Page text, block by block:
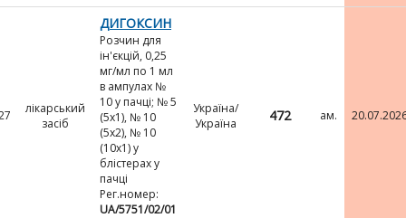
лікарський
засіб
ДИГОКСИН
Розчин для
ін'єкцій, 0,25
мг/мл по 1 мл
в ампулах №
10 у пачці; № 5
(5х1), № 10
(5х2), № 10
(10х1) у
блістерах у
пачці
Рег.номер:
UA/5751/02/01
Україна/
Україна
472 ам.